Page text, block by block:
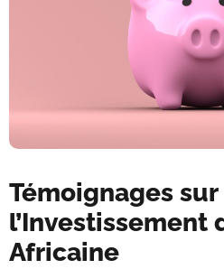
Témoignages sur
l’Investissement
Africaine